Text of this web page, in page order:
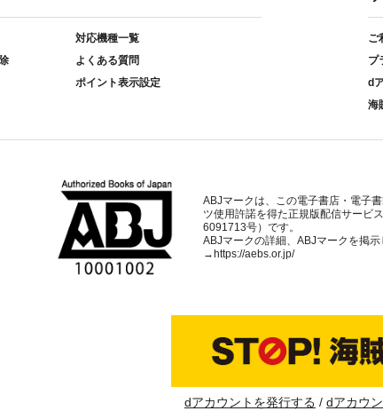
対応機種一覧
よくある質問
ポイント表示設定
ご
プ
d
海
ABJマークは、この電子書店・電子
ツ使用許諾を得た正規版配信サービ
6091713号）です。
ABJマークの詳細、ABJマークを掲
→https://aebs.or.jp/
dアカウントを発行する dアカウ